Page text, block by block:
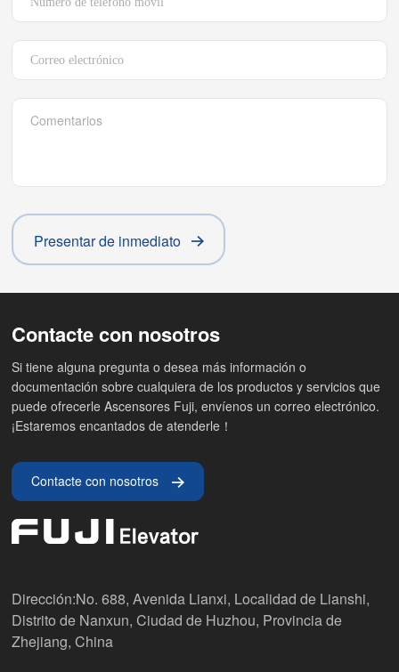
Presentar de inmediato
Contacte con nosotros
Si tiene alguna pregunta o desea más información o
documentación sobre cualquiera de los productos y servicios que
puede ofrecerle Ascensores Fuji, envíenos un correo electrónico.
¡Estaremos encantados de atenderle！
Contacte con nosotros
Dirección:No. 688, Avenida Lianxi, Localidad de Lianshi,
Distrito de Nanxun, Ciudad de Huzhou, Provincia de
Zhejiang, China